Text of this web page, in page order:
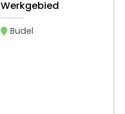
Werkgebied
Budel